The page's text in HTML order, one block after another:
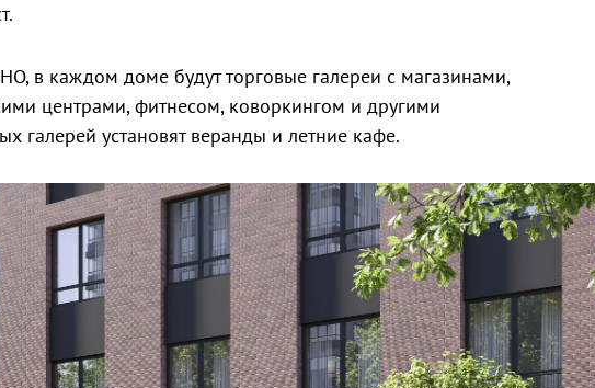
в каждом доме будут торговые галереи с магазинами,
центрами, фитнесом, коворкингом и другими
галерей установят веранды и летние кафе.